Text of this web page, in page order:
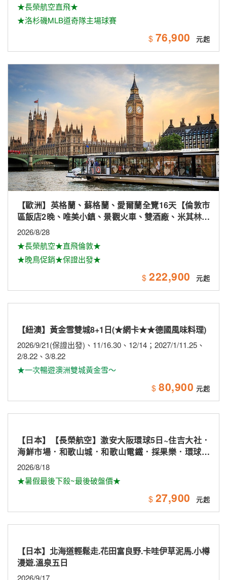
★長榮航空直飛★
★洛杉磯MLB道奇隊主場球賽
$ 76,900
【歐洲】英格蘭、蘇格蘭、愛爾蘭全覽16天【倫敦市
區飯店2晚、唯美小鎮、景觀火車、雙酒廠、米其林、
雙大學城、下午茶
2026/8/28
★長榮航空★直飛倫敦★
★晚鳥促銷★保證出發★
$ 222,900
【紐澳】黃金雪雙城8+1日(★網卡★★德國風味料理)
2026/9/21(保證出發)、11/16.30、12/14；2027/1/11.25、
2/8.22、3/8.22
★一次暢遊澳洲雙城黃金雪～
$ 80,900
【日本】【長榮航空】激安大阪環球5日~住吉大社．
海鮮市場．和歌山城．和歌山電鐵．採果樂．環球影
城
2026/8/18
★暑假最後下殺~最後破盤價★
$ 27,900
【日本】北海道輕鬆走.花田富良野.卡哇伊草泥馬.小樽
漫遊.溫泉五日
2026/9/17